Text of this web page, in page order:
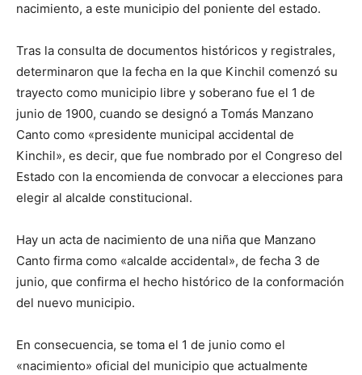
nacimiento, a este municipio del poniente del estado.
Tras la consulta de documentos históricos y registrales,
determinaron que la fecha en la que Kinchil comenzó su
trayecto como municipio libre y soberano fue el 1 de
junio de 1900, cuando se designó a Tomás Manzano
Canto como «presidente municipal accidental de
Kinchil», es decir, que fue nombrado por el Congreso del
Estado con la encomienda de convocar a elecciones para
elegir al alcalde constitucional.
Hay un acta de nacimiento de una niña que Manzano
Canto firma como «alcalde accidental», de fecha 3 de
junio, que confirma el hecho histórico de la conformación
del nuevo municipio.
En consecuencia, se toma el 1 de junio como el
«nacimiento» oficial del municipio que actualmente